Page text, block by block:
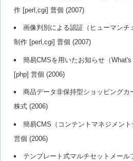
作 [perl,cgi] 普個 (2007)
画像判別による認証（ヒューマン
制作 [perl,cgi] 普個 (2007)
簡易CMSを用いたお知らせ（
[php] 営個 (2006)
商品データ非保持型ショッピングカ
株式 (2006)
簡易CMS（コンテントマネジメン
営個 (2006)
テンプレート式マルチセットメー